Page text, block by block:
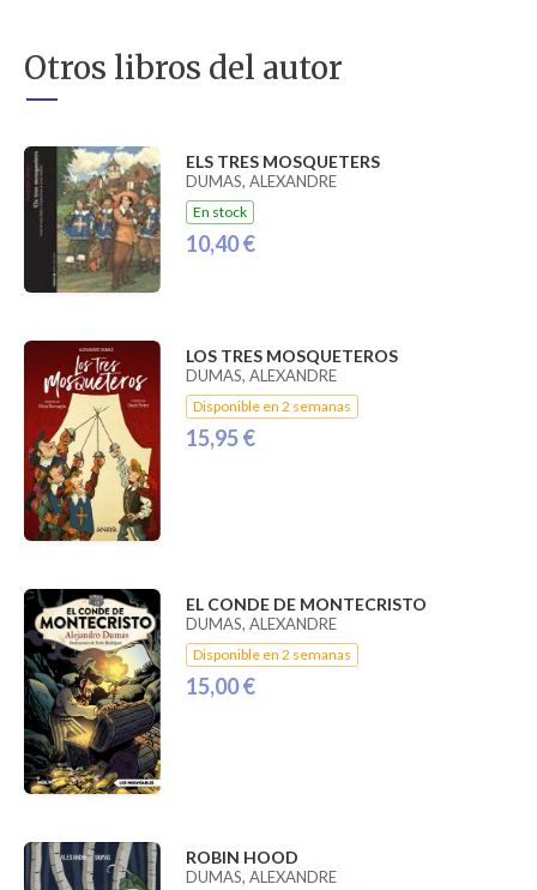
Otros libros del autor
ELS TRES MOSQUETERS
DUMAS, ALEXANDRE
En stock
10,40 €
LOS TRES MOSQUETEROS
DUMAS, ALEXANDRE
Disponible en 2 semanas
15,95 €
EL CONDE DE MONTECRISTO
DUMAS, ALEXANDRE
Disponible en 2 semanas
15,00 €
ROBIN HOOD
DUMAS, ALEXANDRE